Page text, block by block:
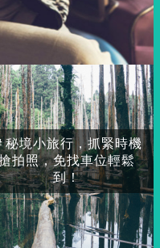
秘境小旅行，抓緊時機
拍照，免找車位輕鬆
到！